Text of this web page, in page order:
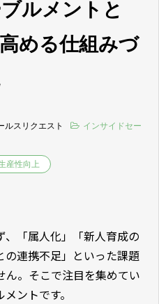
ルメントと
める仕組みづ
ルスリクエスト
インサイドセー
産性向上
「属人化」「新人育成の
の連携不足」といった課題
ん。そこで注目を集めてい
ントです。